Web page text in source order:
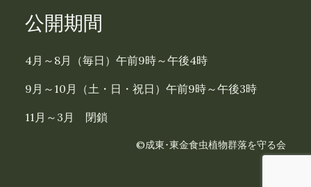
公開期間
4月～8月（毎日）午前9時～午後4時
9月～10月（土・日・祝日）午前9時～午後3時
11月～3月 閉鎖
©成東･東金食虫植物群落を守る会